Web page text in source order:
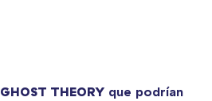
GHOST THEORYque podrían